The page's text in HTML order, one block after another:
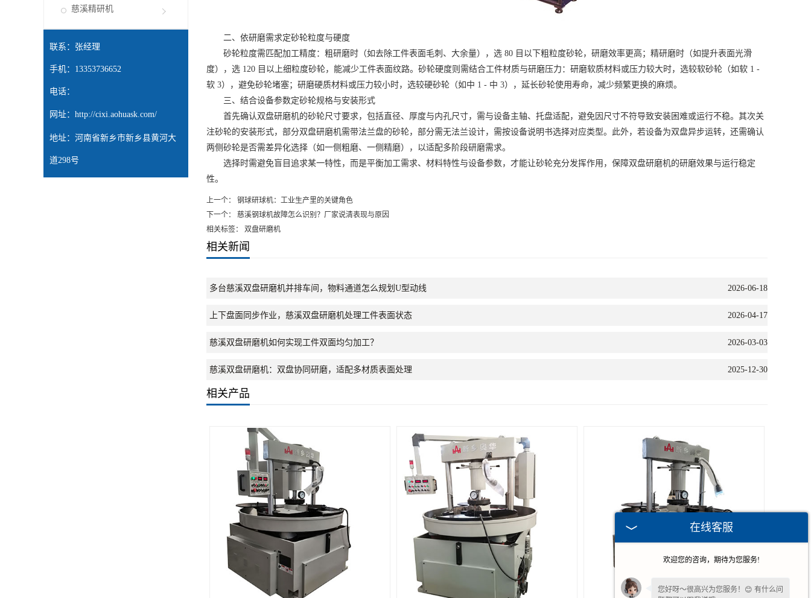
慈溪精研机
联系：张经理
手机：13353736652
电话：
网址： http://cixi.aohuask.com/
地址：河南省新乡市新乡县黄河大
道298号
二、依研磨需求定砂轮粒度与硬度
砂轮粒度需匹配加工精度：粗研磨时（如去除工件表面毛刺、大余量），选 80 目以下粗粒度砂轮，研磨效率更高；精研磨时（如提升表面光滑
度），选 120 目以上细粒度砂轮，能减少工件表面纹路。砂轮硬度则需结合工件材质与研磨压力：研磨软质材料或压力较大时，选较软砂轮（如软 1 -
软 3），避免砂轮堵塞；研磨硬质材料或压力较小时，选较硬砂轮（如中 1 - 中 3），延长砂轮使用寿命，减少频繁更换的麻烦。
三、结合设备参数定砂轮规格与安装形式
首先确认双盘研磨机的砂轮尺寸要求，包括直径、厚度与内孔尺寸，需与设备主轴、托盘适配，避免因尺寸不符导致安装困难或运行不稳。其次关
注砂轮的安装形式，部分双盘研磨机需带法兰盘的砂轮，部分需无法兰设计，需按设备说明书选择对应类型。此外，若设备为双盘异步运转，还需确认
两侧砂轮是否需差异化选择（如一侧粗磨、一侧精磨），以适配多阶段研磨需求。
选择时需避免盲目追求某一特性，而是平衡加工需求、材料特性与设备参数，才能让砂轮充分发挥作用，保障双盘研磨机的研磨效果与运行稳定
性。
上一个：
钢球研球机：工业生产里的关键角色
下一个：
慈溪钢球机故障怎么识别？厂家说清表现与原因
相关标签： 双盘研磨机
相关新闻
多台慈溪双盘研磨机并排车间，物料通道怎么规划U型动线 2026-06-18
上下盘面同步作业，慈溪双盘研磨机处理工件表面状态 2026-04-17
慈溪双盘研磨机如何实现工件双面均匀加工？ 2026-03-03
慈溪双盘研磨机：双盘协同研磨，适配多材质表面处理 2025-12-30
相关产品
在线客服
欢迎您的咨询，期待为您服务!
您好呀～很高兴为您服务！😊 有什么问